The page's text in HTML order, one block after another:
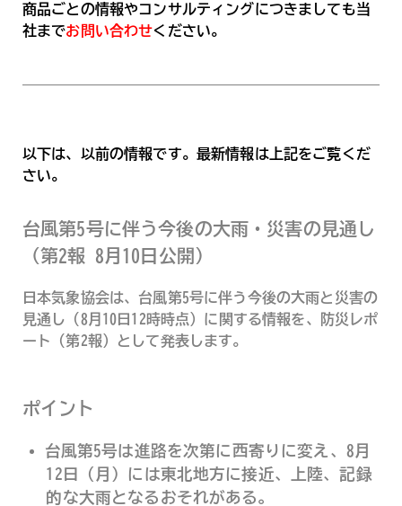
商品ごとの情報やコンサルティングにつきましても当
社までお問い合わせください。
以下は、以前の情報です。最新情報は上記をご覧くだ
さい。
台風第5号に伴う今後の大雨・災害の見通し
（第2報 8月10日公開）
日本気象協会は、台風第5号に伴う今後の大雨と災害の
見通し（8月10日12時時点）に関する情報を、防災レポ
ート（第2報）として発表します。
ポイント
台風第5号は進路を次第に西寄りに変え、8月
12日（月）には東北地方に接近、上陸、記録
的な大雨となるおそれがある。